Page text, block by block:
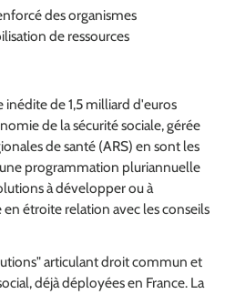
des organismes
de ressources
de 1,5 milliard d'euros
de la sécurité sociale, gérée
de santé (ARS) en sont les
programmation pluriannuelle
à développer ou à
étroite relation avec les conseils
articulant droit commun et
déjà déployées en France. La